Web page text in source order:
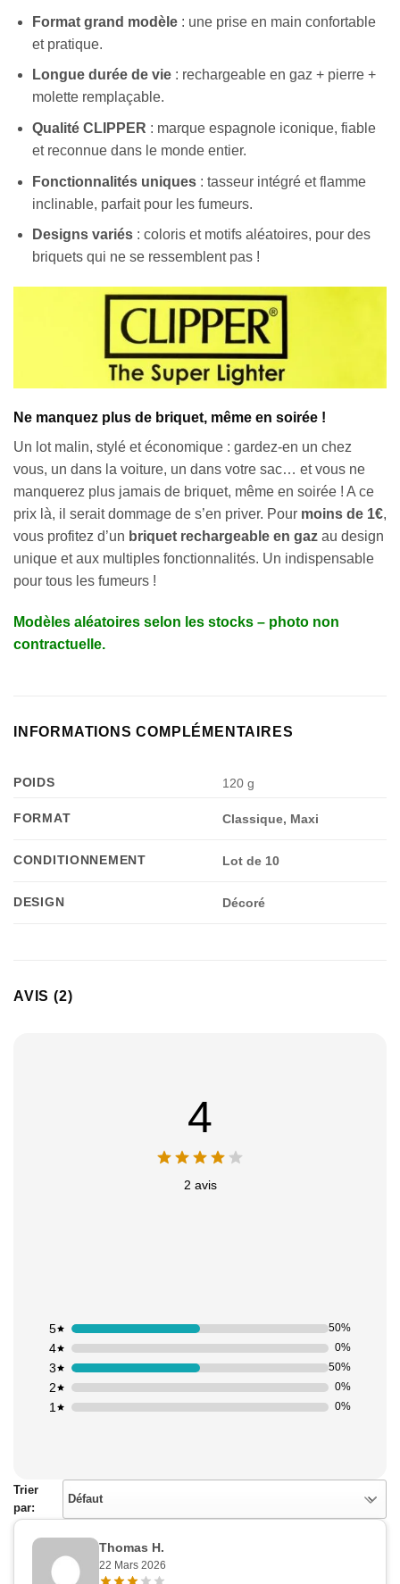
Format grand modèle: une prise en main confortable
et pratique.
Longue durée de vie: rechargeable en gaz + pierre +
molette remplaçable.
Qualité CLIPPER : marque espagnole iconique, fiable
et reconnue dans le monde entier.
Fonctionnalités uniques: tasseur intégré et flamme
inclinable, parfait pour les fumeurs.
Designs variés: coloris et motifs aléatoires, pour des
briquets qui ne se ressemblent pas !
Ne manquez plus de briquet, même en soirée !
Un lot malin, stylé et économique : gardez-en un chez
vous, un dans la voiture, un dans votre sac… et vous ne
manquerez plus jamais de briquet, même en soirée ! A ce
prix là, il serait dommage de s’en priver. Pour moins de 1€,
vous profitez d’un briquet rechargeable en gaz au design
unique et aux multiples fonctionnalités. Un indispensable
pour tous les fumeurs !
Modèles aléatoires selon les stocks – photo non
contractuelle.
INFORMATIONS COMPLÉMENTAIRES
POIDS 120 g
FORMAT Classique, Maxi
CONDITIONNEMENT Lot de 10
DESIGN Décoré
AVIS (2)
4
2 avis
1 0%
2 0%
3 50%
4 0%
5 50%
Trier
par:
Défaut
Thomas H.
22 Mars 2026